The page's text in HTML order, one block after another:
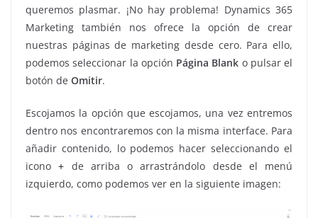
queremos plasmar. ¡No hay problema! Dynamics 365
Marketing también nos ofrece la opción de crear
nuestras páginas de marketing desde cero. Para ello,
podemos seleccionar la opción Página Blank o pulsar el
botón de Omitir.
Escojamos la opción que escojamos, una vez entremos
dentro nos encontraremos con la misma interface. Para
añadir contenido, lo podemos hacer seleccionando el
icono+ de arriba o arrastrándolo desde el menú
izquierdo, como podemos ver en la siguiente imagen: